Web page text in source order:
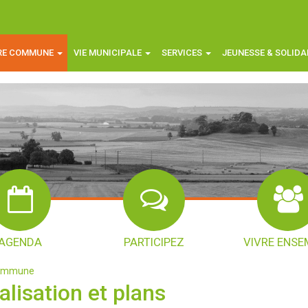
COMMUNE VIE MUNICIPALE SERVICES JEUNESSE &
PARTICIPEZ VIVRE
et plans